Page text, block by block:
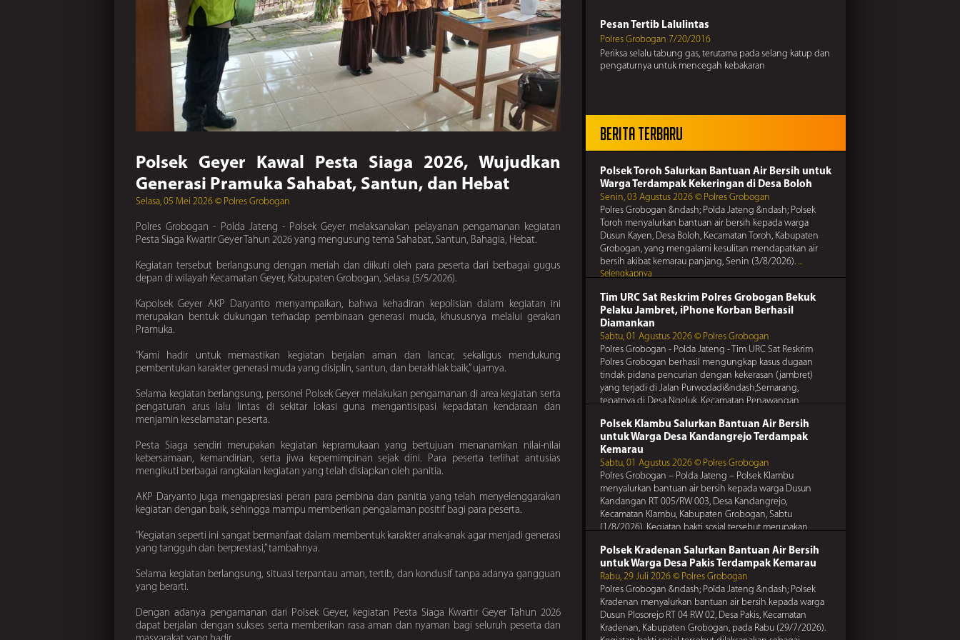
Polsek Geyer Kawal Pesta Siaga 2026, Wujudkan
Generasi Pramuka Sahabat, Santun, dan Hebat
Selasa, 05 Mei 2026 © Polres Grobogan
Polres Grobogan - Polda Jateng - Polsek Geyer melaksanakan pelayanan pengamanan kegiatan
Pesta Siaga Kwartir Geyer Tahun 2026 yang mengusung tema Sahabat, Santun, Bahagia, Hebat.
Kegiatan tersebut berlangsung dengan meriah dan diikuti oleh para peserta dari berbagai gugus
depan di wilayah Kecamatan Geyer, Kabupaten Grobogan, Selasa (5/5/2026).
Kapolsek Geyer AKP Daryanto menyampaikan, bahwa kehadiran kepolisian dalam kegiatan ini
merupakan bentuk dukungan terhadap pembinaan generasi muda, khususnya melalui gerakan
Pramuka.
“Kami hadir untuk memastikan kegiatan berjalan aman dan lancar, sekaligus mendukung
pembentukan karakter generasi muda yang disiplin, santun, dan berakhlak baik,” ujarnya.
Selama kegiatan berlangsung, personel Polsek Geyer melakukan pengamanan di area kegiatan serta
pengaturan arus lalu lintas di sekitar lokasi guna mengantisipasi kepadatan kendaraan dan
menjamin keselamatan peserta.
Pesta Siaga sendiri merupakan kegiatan kepramukaan yang bertujuan menanamkan nilai-nilai
kebersamaan, kemandirian, serta jiwa kepemimpinan sejak dini. Para peserta terlihat antusias
mengikuti berbagai rangkaian kegiatan yang telah disiapkan oleh panitia.
AKP Daryanto juga mengapresiasi peran para pembina dan panitia yang telah menyelenggarakan
kegiatan dengan baik, sehingga mampu memberikan pengalaman positif bagi para peserta.
“Kegiatan seperti ini sangat bermanfaat dalam membentuk karakter anak-anak agar menjadi generasi
yang tangguh dan berprestasi,” tambahnya.
Selama kegiatan berlangsung, situasi terpantau aman, tertib, dan kondusif tanpa adanya gangguan
yang berarti.
Dengan adanya pengamanan dari Polsek Geyer, kegiatan Pesta Siaga Kwartir Geyer Tahun 2026
dapat berjalan dengan sukses serta memberikan rasa aman dan nyaman bagi seluruh peserta dan
Pesan Kamtibmas
Polres Grobogan 7/20/2016
Waspadai pencurian di perumahan, lakukan tindakan
antisipasi dengan memasang sistem pengaman di rumah
anda, dan titipkan keamanan rumah anda kepada
tetangga terdekat saat anda meninggalkan rumah
Polres Grobogan 7/20/2016
Gunakan Kunci Pengaman Ganda Demi Keamanan Motor
Anda
Pesan Kamtibmas
Polres Grobogan 7/20/2016
pengaturnya untuk mencegah kebakaran
Pesan Kamtibmas
Polres Grobogan 7/20/2016
Lakukan pemeliharaan instalasi listrik rumah anda secara
berkala untuk mencegah korsleting yang dapat memicu
kebakaran
Pesan Tertib Lalulintas
Polres Grobogan 7/20/2016
Periksa selalu tabung gas, terutama pada selang katup dan
pengaturnya untuk mencegah kebakaran
Polres Grobogan 7/20/2016
Jauhilah miras dan narkoba, karena dampaknya sangat
merugikan
Pesan Tertib Lalulintas
Polres Grobogan 7/20/2016
Jaga semangat persaudaraan, hindari friksi dan
perkelahian demi terciptanya kedamaian
Pesan Tertib Lalulintas
Polres Grobogan 7/20/2016
Waspadai pencurian di perumahan, lakukan tindakan
antisipasi dengan memasang sistem pengaman di rumah
anda, dan titipkan keamanan rumah anda kepada
tetangga terdekat saat anda meninggalkan rumah
Pesan Tertib Lalulintas
Polres Grobogan 7/20/2016
Gunakan Kunci Pengaman Ganda Demi Keamanan Motor
Anda
Pesan Tertib Lalulintas
Polres Grobogan 7/20/2016
Periksa selalu tabung gas, terutama pada selang katup dan
pengaturnya untuk mencegah kebakaran
Berita Terbaru
Polsek Toroh Salurkan Bantuan Air Bersih untuk
Warga Terdampak Kekeringan di Desa Boloh
Senin, 03 Agustus 2026 © Polres Grobogan
Polres Grobogan &ndash; Polda Jateng &ndash; Polsek
Toroh menyalurkan bantuan air bersih kepada warga
Dusun Kayen, Desa Boloh, Kecamatan Toroh, Kabupaten
Grobogan, yang mengalami kesulitan mendapatkan air
bersih akibat kemarau panjang, Senin (3/8/2026). ...
Selengkapnya
Tim URC Sat Reskrim Polres Grobogan Bekuk
Pelaku Jambret, iPhone Korban Berhasil
Diamankan
Sabtu, 01 Agustus 2026 © Polres Grobogan
Polres Grobogan - Polda Jateng - Tim URC Sat Reskrim
Polres Grobogan berhasil mengungkap kasus dugaan
tindak pidana pencurian dengan kekerasan (jambret)
yang terjadi di Jalan Purwodadi&ndash;Semarang,
tepatnya di Desa Ngeluk, Kecamatan Penawangan,
Polsek Klambu Salurkan Bantuan Air Bersih
untuk Warga Desa Kandangrejo Terdampak
Kemarau
Sabtu, 01 Agustus 2026 © Polres Grobogan
Polres Grobogan – Polda Jateng – Polsek Klambu
menyalurkan bantuan air bersih kepada warga Dusun
Kandangan RT 005/RW 003, Desa Kandangrejo,
Kecamatan Klambu, Kabupaten Grobogan, Sabtu
(1/8/2026). Kegiatan bakti sosial tersebut merupakan
Polsek Kradenan Salurkan Bantuan Air Bersih
untuk Warga Desa Pakis Terdampak Kemarau
Rabu, 29 Juli 2026 © Polres Grobogan
Polres Grobogan &ndash; Polda Jateng &ndash; Polsek
Kradenan menyalurkan bantuan air bersih kepada warga
Dusun Plosorejo RT 04 RW 02, Desa Pakis, Kecamatan
Kradenan, Kabupaten Grobogan, pada Rabu (29/7/2026).